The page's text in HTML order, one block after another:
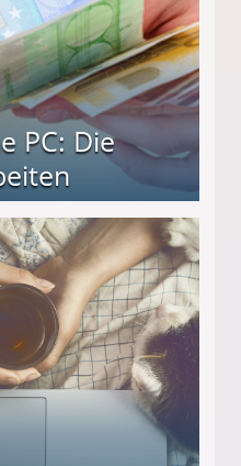
PC: Die